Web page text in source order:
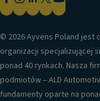
© 2026 Ayvens Poland jest
organizacji specjalizującej
ponad 40 rynkach. Nasza
podmiotów – ALD
fundamenty oparte na